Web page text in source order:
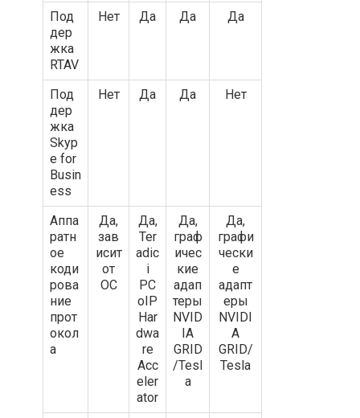
Под
дер
жка
RTAV
Нет Да Да Да
Под
дер
жка
Skyp
e for
Busin
ess
Нет Да Да Нет
Аппа
ратн
ое
коди
рова
ние
прот
окол
а
Да,
зав
исит
от
ОС
Да,
Ter
adic
i
PC
oIP
Har
dwa
re
Acc
eler
ator
Да,
граф
ичес
кие
адап
теры
NVID
IA
GRID
/Tesl
a
Да,
графи
чески
е
адапт
еры
NVIDI
A
GRID/
Tesla